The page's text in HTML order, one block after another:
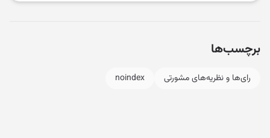
برچسب‌ها
رای‌ها و نظریه‌های مشورتی noindex